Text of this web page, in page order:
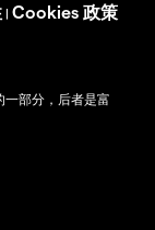
| Cookies 政策
一部分，后者是富